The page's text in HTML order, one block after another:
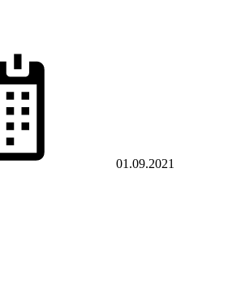
01.09.2021